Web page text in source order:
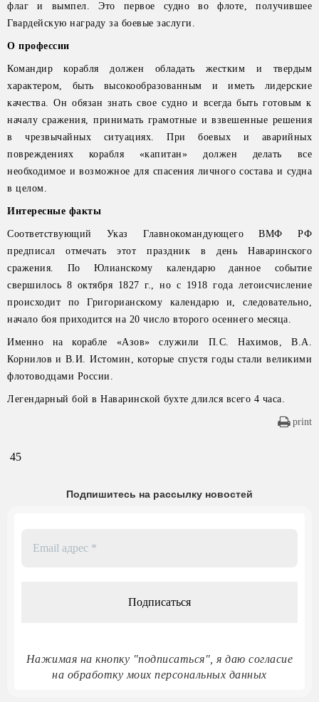
флаг и вымпел. Это первое судно во флоте, получившее
Гвардейскую награду за боевые заслуги.
О профессии
Командир корабля должен обладать жестким и твердым
характером, быть высокообразованным и иметь лидерские
качества. Он обязан знать свое судно и всегда быть готовым к
началу сражения, принимать грамотные и взвешенные решения
в чрезвычайных ситуациях. При боевых и аварийных
повреждениях корабля «капитан» должен делать все
необходимое и возможное для спасения личного состава и судна
в целом.
Интересные факты
Соответствующий Указ Главнокомандующего ВМФ РФ
предписал отмечать этот праздник в день Наваринского
сражения. По Юлианскому календарю данное событие
свершилось 8 октября 1827 г., но с 1918 года летоисчисление
происходит по Григорианскому календарю и, следовательно,
начало боя приходится на 20 число второго осеннего месяца.
Именно на корабле «Азов» служили П.С. Нахимов, В.А.
Корнилов и В.И. Истомин, которые спустя годы стали великими
флотоводцами России.
Легендарный бой в Наваринской бухте длился всего 4 часа.
print
45
Подпишитесь на рассылку новостей
Нажимая на кнопку "подписаться", я даю согласие
на обработку моих персональных данных